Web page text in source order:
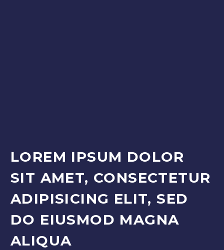
LOREM IPSUM DOLOR
SIT AMET, CONSECTETUR
ADIPISICING ELIT, SED
DO EIUSMOD MAGNA
ALIQUA